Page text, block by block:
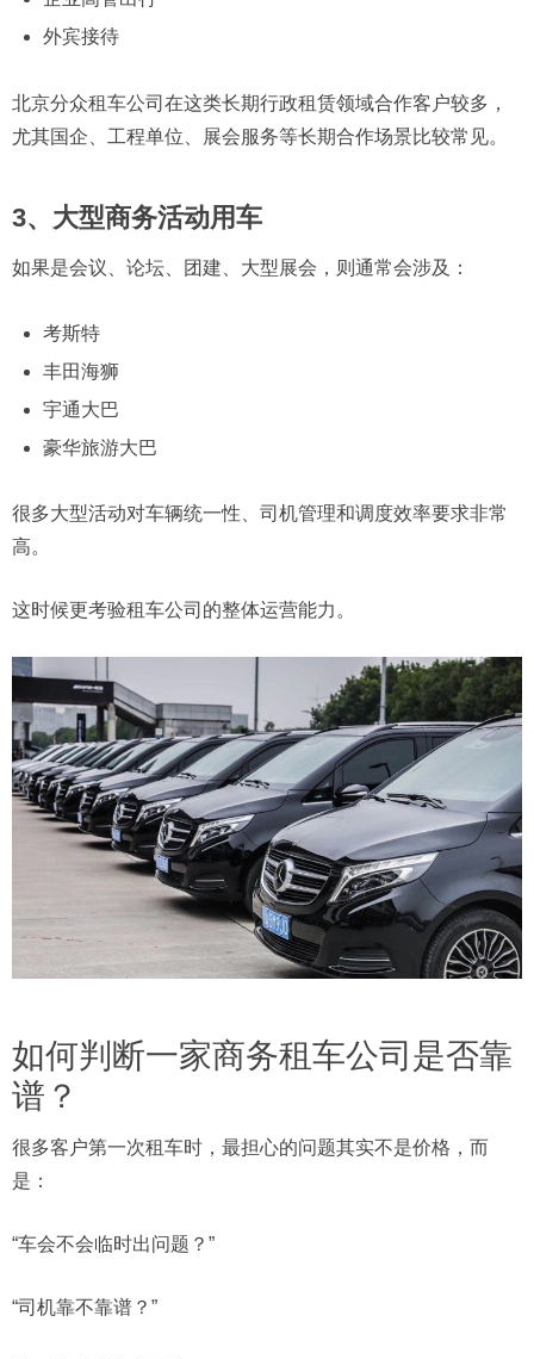
外宾接待
北京分众租车公司在这类长期行政租赁领域合作客户较多，
尤其国企、工程单位、展会服务等长期合作场景比较常见。
3、大型商务活动用车
如果是会议、论坛、团建、大型展会，则通常会涉及：
考斯特
丰田海狮
宇通大巴
豪华旅游大巴
很多大型活动对车辆统一性、司机管理和调度效率要求非常
高。
这时候更考验租车公司的整体运营能力。
如何判断一家商务租车公司是否靠
谱？
很多客户第一次租车时，最担心的问题其实不是价格，而
是：
“车会不会临时出问题？”
“司机靠不靠谱？”